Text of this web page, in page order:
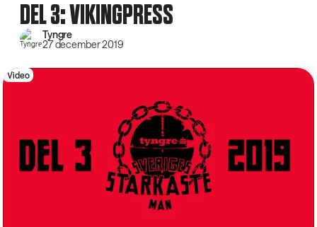
DEL 3: VIKINGPRESS
Tyngre
27 december 2019
Video